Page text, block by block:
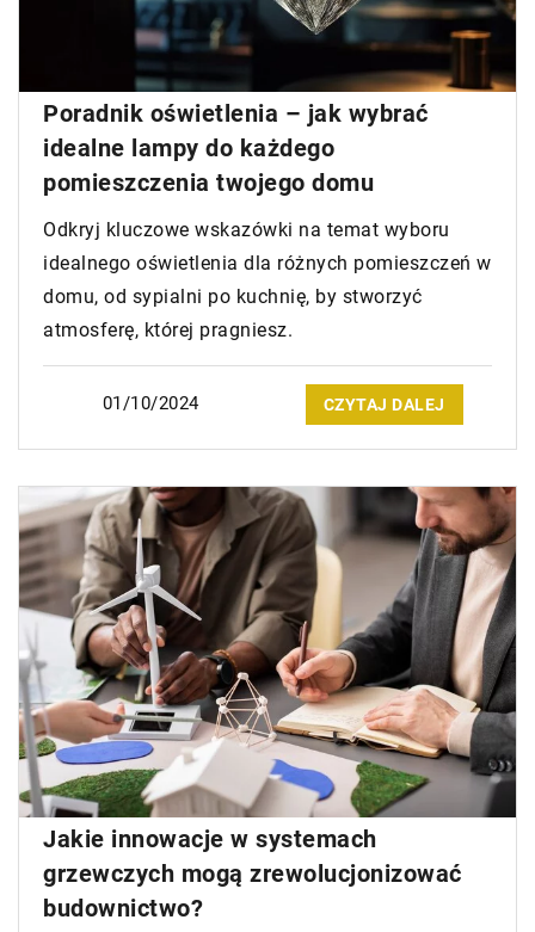
Poradnik oświetlenia – jak wybrać
idealne lampy do każdego
pomieszczenia twojego domu
Odkryj kluczowe wskazówki na temat wyboru
idealnego oświetlenia dla różnych pomieszczeń w
domu, od sypialni po kuchnię, by stworzyć
atmosferę, której pragniesz.
01/10/2024 CZYTAJ DALEJ
Jakie innowacje w systemach
grzewczych mogą zrewolucjonizować
budownictwo?